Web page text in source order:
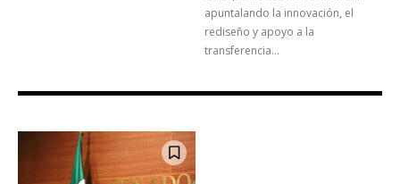
apuntalando la innovación, el
rediseño y apoyo a la
transferencia...